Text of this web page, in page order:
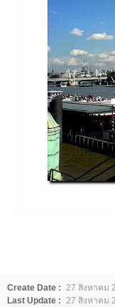
Create Date : 27 สิงหาคม
Last Update : 27 สิงหาคม